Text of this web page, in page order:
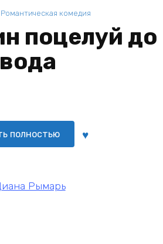
Романтическая комедия
поцелуй до
полностью
Рымарь